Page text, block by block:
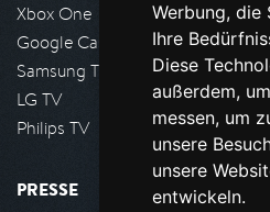
Werbung, die
Ihre
Diese
außerdem,
messen, um
unsere
unsere
entwickeln.
Xbox One
Google Cast
Samsung TV
LG TV
Philips TV
PRESSE